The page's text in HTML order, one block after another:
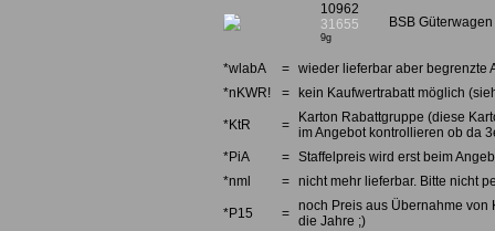
10962
31655
9g
BSB
*wlabA = wieder lieferbar aber begrenzte
*nKWR!
= kein Kaufwertrabatt möglich
*KtR =
Karton Rabattgruppe (diese
im Angebot kontrollieren ob da
*PiA
= Staffelpreis wird erst beim
*nml
= nicht mehr lieferbar. Bitte nicht
*P15 = noch Preis aus Übernahme von
die Jahre ;)